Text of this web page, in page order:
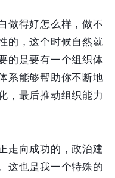
做得好怎么样，做不
的，这个时候自然就
的是要有一个组织体
系能够帮助你不断地
，最后推动组织能力
走向成功的，政治建
这也是我一个特殊的